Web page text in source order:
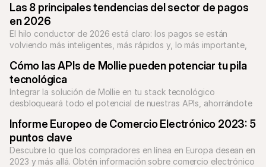
Las 8 principales tendencias del sector de pagos
en 2026
El hilo conductor de 2026 está claro: los pagos se están
volviendo más inteligentes, más rápidos y, lo más importante,
Cómo las APIs de Mollie pueden potenciar tu pila
tecnológica
Integrar la solución de Mollie en tu stack tecnológico
desbloqueará todo el potencial de nuestras APIs, ahorrándote
Informe Europeo de Comercio Electrónico 2023: 5
puntos clave
Descubre lo que los compradores en línea en Europa desean en
2023 y más allá. Obtén información sobre comercio electrónico